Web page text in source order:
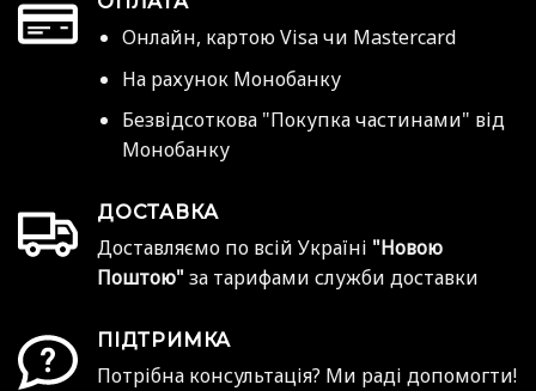
Онлайн, картою Visa чи Mastercard
На рахунок Монобанку
Безвідсоткова "Покупка частинами" від
Монобанку
ДОСТАВКА
Доставляємо по всій Україні "Новою
Поштою" за тарифами служби доставки
ПІДТРИМКА
Потрібна консультація? Ми раді допомогти!